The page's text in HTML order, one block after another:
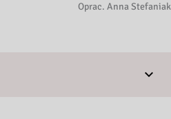
Oprac. Anna Stefaniak